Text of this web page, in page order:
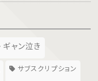
ギャン泣き
サブスクリプション